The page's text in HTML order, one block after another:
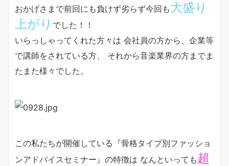
おかげさまで前回にも負けず劣らず今回も大盛り
上がり でした！！
いらっしゃってくれた方々は 会社員の方から、企業等
で講師をされている方、 それから音楽業界の方までま
たまた様々でした。
この私たちが開催している『骨格タイプ別ファッショ
ンアドバイスセミナー』の特徴は なんといっても超